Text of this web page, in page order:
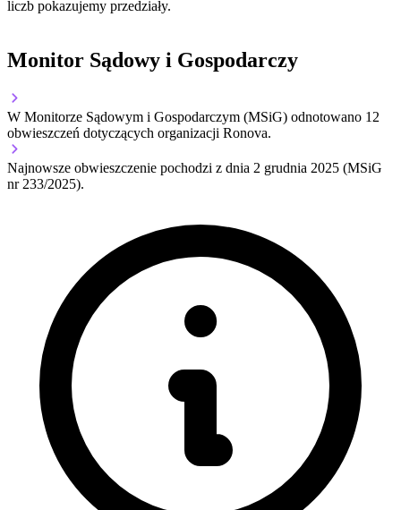
liczb pokazujemy przedziały.
Monitor Sądowy i Gospodarczy
W Monitorze Sądowym i Gospodarczym (MSiG) odnotowano 12
obwieszczeń dotyczących organizacji Ronova.
Najnowsze obwieszczenie pochodzi z dnia 2 grudnia 2025 (MSiG
nr 233/2025).